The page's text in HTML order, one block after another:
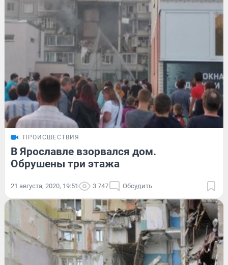
ПРОИСШЕСТВИЯ
В Ярославле взорвался дом.
Обрушены три этажа
21 августа, 2020, 19:51 3 747 Обсудить